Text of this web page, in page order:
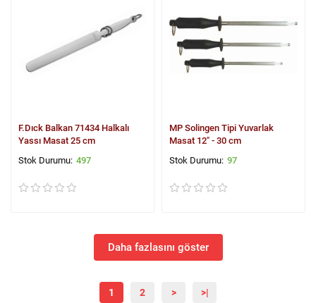
F.Dıck Balkan 71434 Halkalı
Yassı Masat 25 cm
497
MP Solingen Tipi Yuvarlak
Masat 12" - 30 cm
97
Daha fazlasını göster
1 2 > >|